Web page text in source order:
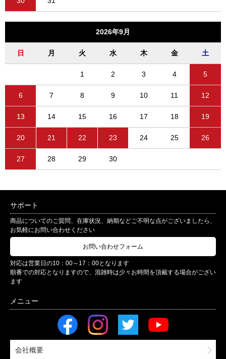
2026年9月
日 月 火 水 木 金 土
1 2 3 4 5
6 7 8 9 10 11 12
13 14 15 16 17 18 19
20 21 22 23 24 25 26
27 28 29 30
サポート
商品についてのご質問、在庫状況、納期などご不明な点がございましたら、
お気軽にお問い合わせください
お問い合わせフォーム
対応は営業日の10：00～17：00となります
順番での対応となりますので、混雑時は少々お時間を頂戴する場合がござい
ます
会社概要